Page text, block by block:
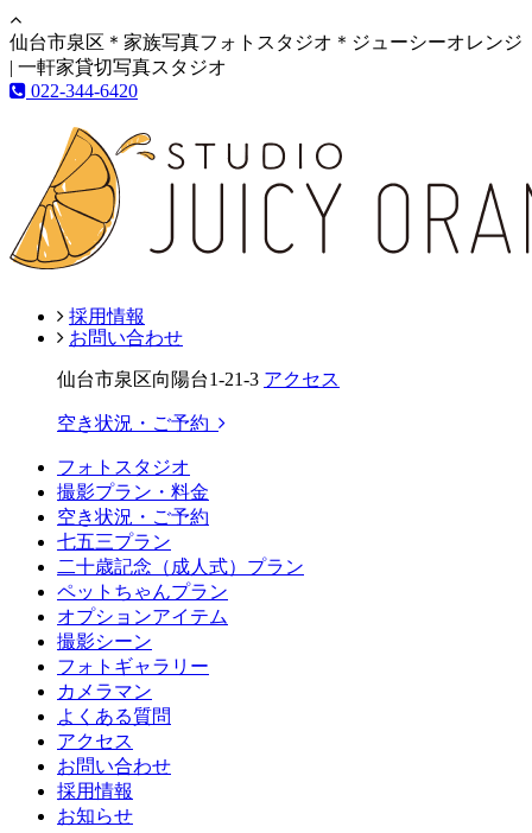
仙台市泉区＊家族写真フォトスタジオ＊ジューシーオレンジ
| 一軒家貸切写真スタジオ
022-344-6420
採用情報
お問い合わせ
仙台市泉区向陽台1-21-3 アクセス
空き状況・ご予約
フォトスタジオ
撮影プラン・料金
空き状況・ご予約
七五三プラン
二十歳記念（成人式）プラン
ペットちゃんプラン
オプションアイテム
撮影シーン
フォトギャラリー
カメラマン
よくある質問
アクセス
お問い合わせ
採用情報
お知らせ